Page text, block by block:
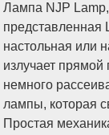
Лампа NJP
представленная
настольная или
излучает прямой
немного
лампы, которая
Простая